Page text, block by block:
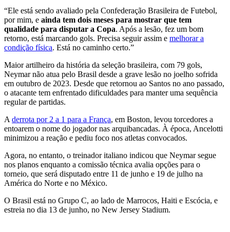
“Ele está sendo avaliado pela Confederação Brasileira de Futebol,
por mim, e ainda tem dois meses para mostrar que tem
qualidade para disputar a Copa. Após a lesão, fez um bom
retorno, está marcando gols. Precisa seguir assim e melhorar a
condição física. Está no caminho certo.”
Maior artilheiro da história da seleção brasileira, com 79 gols,
Neymar não atua pelo Brasil desde a grave lesão no joelho sofrida
em outubro de 2023. Desde que retornou ao Santos no ano passado,
o atacante tem enfrentado dificuldades para manter uma sequência
regular de partidas.
A derrota por 2 a 1 para a França, em Boston, levou torcedores a
entoarem o nome do jogador nas arquibancadas. À época, Ancelotti
minimizou a reação e pediu foco nos atletas convocados.
Agora, no entanto, o treinador italiano indicou que Neymar segue
nos planos enquanto a comissão técnica avalia opções para o
torneio, que será disputado entre 11 de junho e 19 de julho na
América do Norte e no México.
O Brasil está no Grupo C, ao lado de Marrocos, Haiti e Escócia, e
estreia no dia 13 de junho, no New Jersey Stadium.